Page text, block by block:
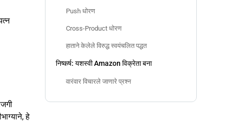
Push धोरण
Cross-Product धोरण
हाताने केलेले विरुद्ध स्वयंचलित पद्धत
निष्कर्ष: यशस्वी Amazon विक्रेता बना
वारंवार विचारले जाणारे प्रश्न
हे